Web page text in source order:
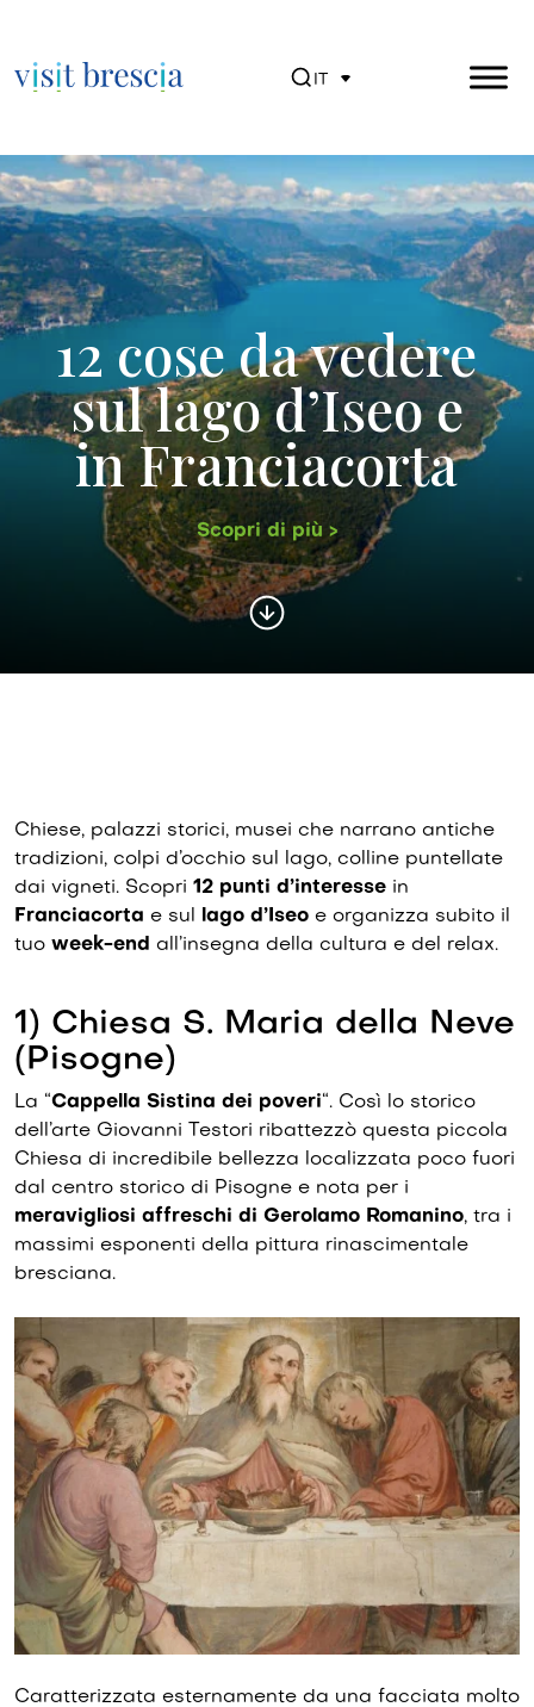
Vai
al
contenuto
principale
IT
12 cose da vedere
sul lago d’Iseo e
in Franciacorta
Scopri di più >
Chiese, palazzi storici, musei che narrano antiche
tradizioni, colpi d’occhio sul lago, colline puntellate
dai vigneti. Scopri 12 punti d’interesse in
Franciacorta e sul lago d’Iseo e organizza subito il
tuo week-end all’insegna della cultura e del relax.
1) Chiesa S. Maria della Neve
(Pisogne)
La “Cappella Sistina dei poveri“. Così lo storico
dell’arte Giovanni Testori ribattezzò questa piccola
Chiesa di incredibile bellezza localizzata poco fuori
dal centro storico di Pisogne e nota per i
meravigliosi affreschi di Gerolamo Romanino, tra i
massimi esponenti della pittura rinascimentale
bresciana.
Caratterizzata esternamente da una facciata molto